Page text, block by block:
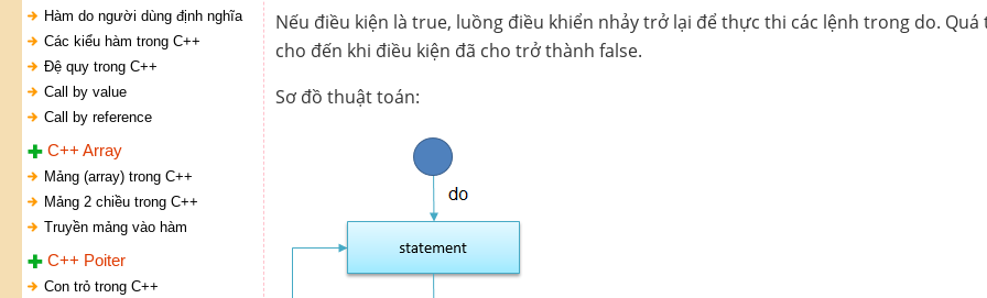
Hàm do người dùng định nghĩa
Các kiểu hàm trong C++
Đệ quy trong C++
Call by value
Call by reference
C++ Array
Mảng (array) trong C++
Mảng 2 chiều trong C++
Truyền mảng vào hàm
C++ Poiter
Con trỏ trong C++
Nếu điều kiện là true, luồng điều khiển nhảy trở lại để thực thi các lệnh trong do.
cho đến khi điều kiện đã cho trở thành false.
Sơ đồ thuật toán: